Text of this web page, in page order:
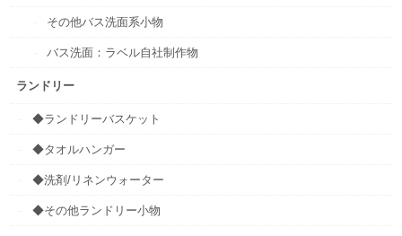
その他バス洗面系小物
バス洗面：ラベル自社制作物
ランドリー
◆ランドリーバスケット
◆タオルハンガー
◆洗剤/リネンウォーター
◆その他ランドリー小物